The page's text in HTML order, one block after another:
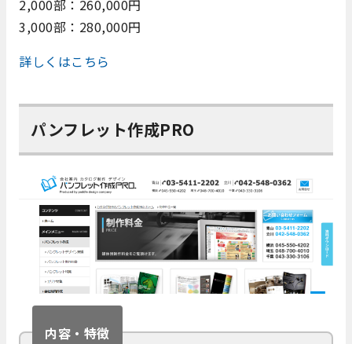
2,000部：260,000円
3,000部：280,000円
詳しくはこちら
パンフレット作成PRO
内容・特徴